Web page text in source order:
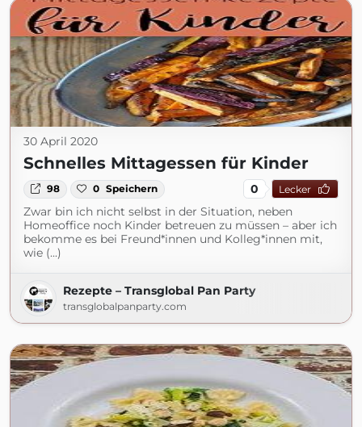
30 April 2020
Schnelles Mittagessen für Kinder
98 0 Speichern 0 Lecker
Zwar bin ich nicht selbst in der Situation, neben
Homeoffice noch Kinder betreuen zu müssen – aber ich
bekomme es bei Freund*innen und Kolleg*innen mit,
wie (...)
Rezepte – Transglobal Pan Party
transglobalpanparty.com